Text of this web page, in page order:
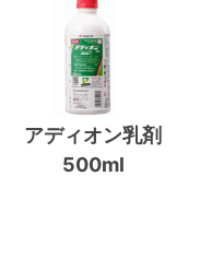
アディオン乳剤
500ml